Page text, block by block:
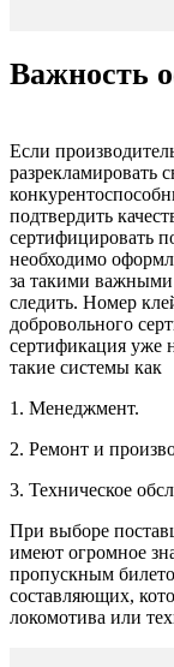
Важность
Если
разрекламировать
подтвердить
сертифицировать
необходимо
за такими
следить. Номер
добровольного
сертификация уже
такие системы как
1. Менеджмент.
2. Ремонт и
3. Техническое
При выборе
имеют огромное
пропускным
составляющих,
локомотива или